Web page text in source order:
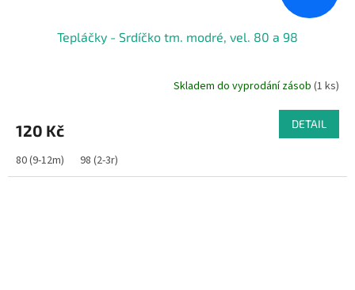
Tepláčky - Srdíčko tm. modré, vel. 80 a 98
Skladem do vyprodání zásob (1 ks)
120 Kč DETAIL
80 (9-12m) 98 (2-3r)